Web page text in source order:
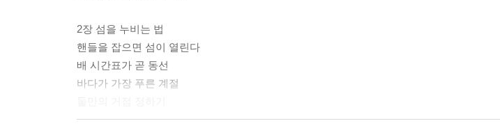
2장 섬을 누비는 법
핸들을 잡으면 섬이 열린다
배 시간표가 곧 동선
바다가 가장 푸른 계절